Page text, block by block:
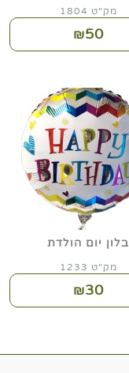
מק"ט 1804
₪50
בלון יום הולדת
מק"ט 1233
₪30